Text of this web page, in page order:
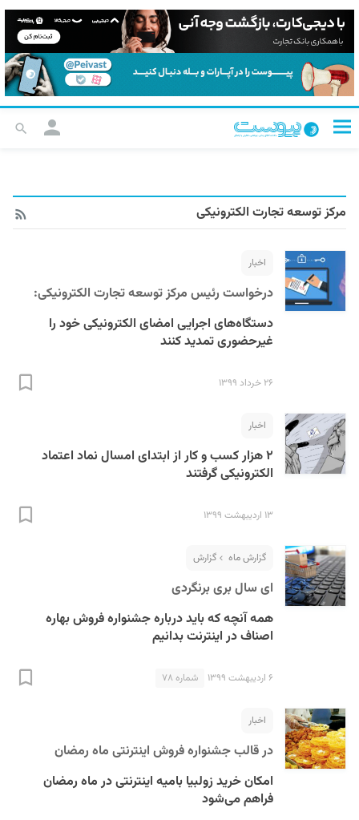
مرکز توسعه تجارت الکترونیکی
اخبار
درخواست رئیس مرکز توسعه تجارت الکترونیکی:
دستگاه‌های اجرایی امضای الکترونیکی خود را
غیرحضوری تمدید کنند
۲۶ خرداد ۱۳۹۹
اخبار
۲ هزار کسب و کار از ابتدای امسال نماد اعتماد
الکترونیکی گرفتند
۱۳ اردیبهشت ۱۳۹۹
گزارش ماه گزارش
ای سال بری برنگردی
همه آنچه که باید درباره جشنواره فروش بهاره
اصناف در اینترنت بدانیم
۶ اردیبهشت ۱۳۹۹ شماره ۷۸
اخبار
در قالب جشنواره فروش اینترنتی ماه رمضان
امکان خرید زولبیا بامیه اینترنتی در ماه رمضان
فراهم می‌شود